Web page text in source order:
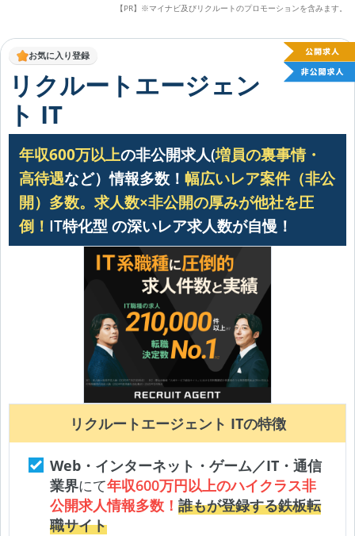
【PR】※マイナビ及びリクルートのプロモーションを含みます。
お気に入り登録
リクルートエージェン
ト IT
年収600万以上の非公開求人(増員の裏事情・
高待遇など）情報多数！幅広いレア案件（非公
開）多数。求人数×非公開の厚みが他社を圧
倒！ IT特化型 の深いレア求人数が自慢！
リクルートエージェント ITの特徴
Web・インターネット・ゲーム／IT・通信
業界にて年収600万円以上のハイクラス非
公開求人情報多数！ 誰もが登録する鉄板転
職サイト